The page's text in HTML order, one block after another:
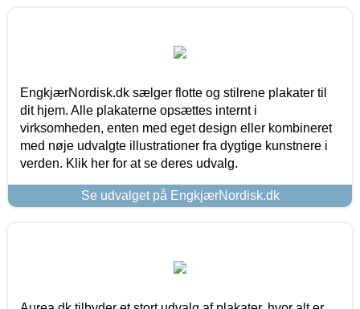
EngkjærNordisk.dk sælger flotte og stilrene plakater til
dit hjem. Alle plakaterne opsættes internt i
virksomheden, enten med eget design eller kombineret
med nøje udvalgte illustrationer fra dygtige kunstnere i
verden. Klik her for at se deres udvalg.
Se udvalget på EngkjærNordisk.dk